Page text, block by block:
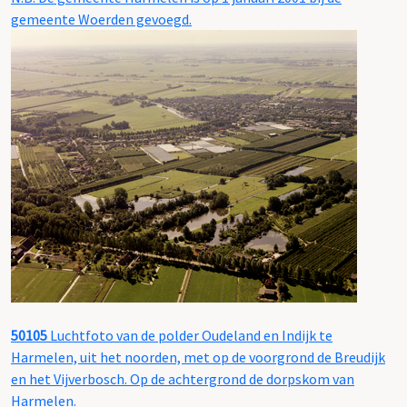
gemeente Woerden gevoegd.
50105 Luchtfoto van de polder Oudeland en Indijk te
Harmelen, uit het noorden, met op de voorgrond de Breudijk
en het Vijverbosch. Op de achtergrond de dorpskom van
Harmelen.